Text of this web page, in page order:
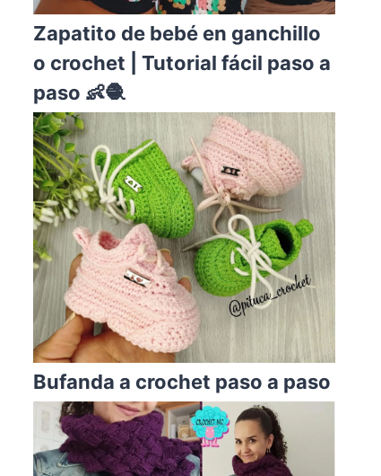
Zapatito de bebé en ganchillo
o crochet | Tutorial fácil paso a
paso 👶🧶
Bufanda a crochet paso a paso